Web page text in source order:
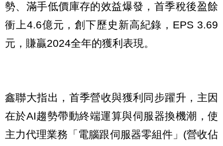
勢、滿手低價庫存的效益爆發，首季稅後盈餘
衝上4.6億元，創下歷史新高紀錄，EPS 3.69
元，賺贏2024全年的獲利表現。
鑫聯大指出，首季營收與獲利同步躍升，主因
在於AI趨勢帶動終端運算與伺服器換機潮，使
主力代理業務「電腦跟伺服器零組件」(營收佔